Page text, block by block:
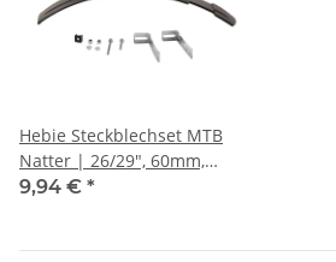
Hebie Steckblechset MTB
Natter | 26/29", 60mm,
schwarz, extra flach
9,94 € *